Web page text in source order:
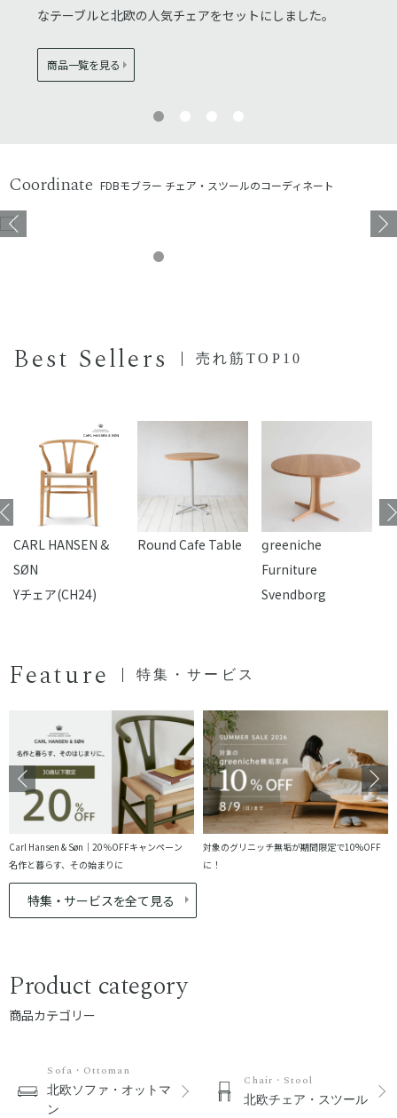
なテーブルと北欧の人気チェアをセットにしました。
商品一覧を見る
Coordinate FDBモブラー チェア・スツールのコーディネート
Best Sellers 売れ筋TOP10
CARL HANSEN &
SØN
Yチェア(CH24)
Round Cafe Table
reeniche
Furniture
Svendborg
Feature 特集・サービス
Carl Hansen & Søn｜20％OFFキャンペーン
名作と暮らす、その始まりに
対象のグリニッチ無垢が期間限定で10%OFF
に！
特集・サービスを全て見る
Product category
商品カテゴリー
Sofa・Ottoman
北欧ソファ・オットマ
ン
Chair・Stool
北欧チェア・スツール